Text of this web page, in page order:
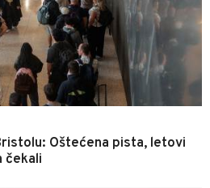
Oštećena pista, letovi
čekali